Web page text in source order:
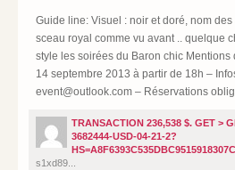
Guide line: Visuel : noir et doré, nom
sceau royal comme vu avant .. quelque
style les soirées du Baron chic
14 septembre 2013 à partir de 18h –
event@outlook.com – Réservations
TRANSACTION 236,538 $. GET >
3682444-USD-04-21-2?
s1xd89...